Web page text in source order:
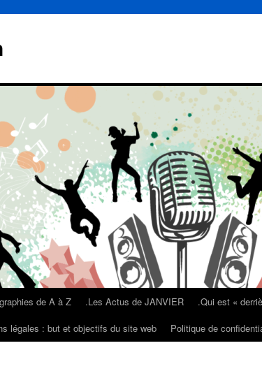
de A à Z .Les Actus de JANVIER .Qui est «
légales : but et objectifs du site web Politique de